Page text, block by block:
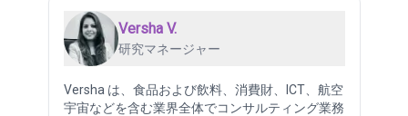
Versha V.
研究マネージャー
Versha は、食品および飲料、消費財、ICT、航空
宇宙などを含む業界全体でコンサルティング業務